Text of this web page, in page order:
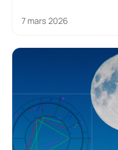
7 mars 2026